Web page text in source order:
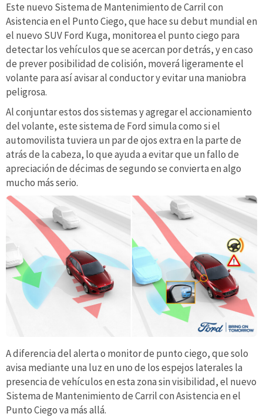
Este nuevo Sistema de Mantenimiento de Carril con
Asistencia en el Punto Ciego, que hace su debut mundial en
el nuevo SUV Ford Kuga, monitorea el punto ciego para
detectar los vehículos que se acercan por detrás, y en caso
de prever posibilidad de colisión, moverá ligeramente el
volante para así avisar al conductor y evitar una maniobra
peligrosa.
Al conjuntar estos dos sistemas y agregar el accionamiento
del volante, este sistema de Ford simula como si el
automovilista tuviera un par de ojos extra en la parte de
atrás de la cabeza, lo que ayuda a evitar que un fallo de
apreciación de décimas de segundo se convierta en algo
mucho más serio.
A diferencia del alerta o monitor de punto ciego, que solo
avisa mediante una luz en uno de los espejos laterales la
presencia de vehículos en esta zona sin visibilidad, el nuevo
Sistema de Mantenimiento de Carril con Asistencia en el
Punto Ciego va más allá.